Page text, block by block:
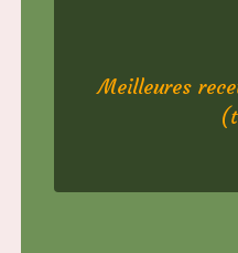
Meilleures